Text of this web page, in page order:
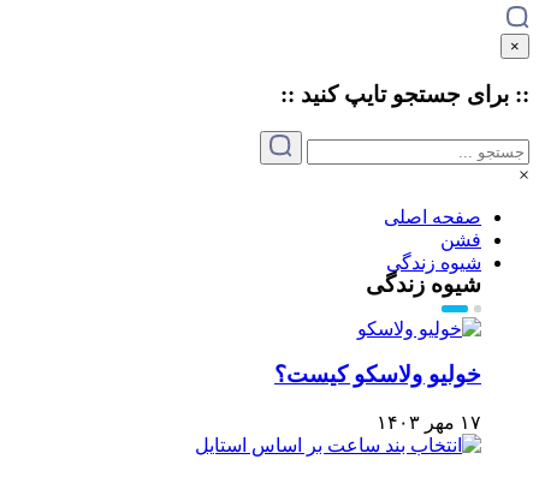
×
:: برای جستجو تایپکنید ::
×
صفحه اصلی
فشن
شیوه زندگی
شیوه زندگی
خولیو ولاسکو کیست؟
۱۷ مهر ۱۴۰۳